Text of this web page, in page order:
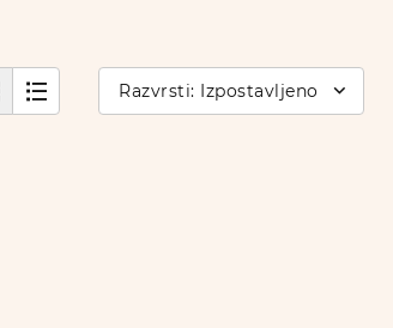
Razvrsti: Izpostavljeno